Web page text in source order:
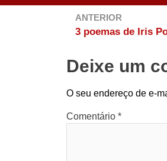
ANTERIOR
3 poemas de Iris
Deixe um
O seu endereço de e-
Comentário *